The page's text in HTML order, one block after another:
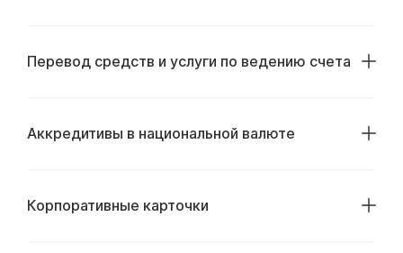
Перевод средств и услуги по ведению счета
Аккредитивы в национальной валюте
Корпоративные карточки